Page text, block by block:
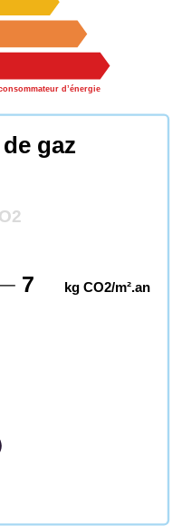
d’énergie
gaz
7 kg CO2/m².an